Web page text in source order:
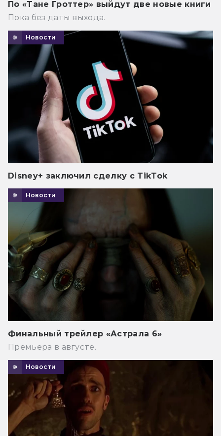
По «Тане Гроттер» выйдут две новые книги
Пока без даты выхода.
Новости
Disney+ заключил сделку с TikTok
Новости
Финальный трейлер «Астрала 6»
Премьера в августе.
Новости